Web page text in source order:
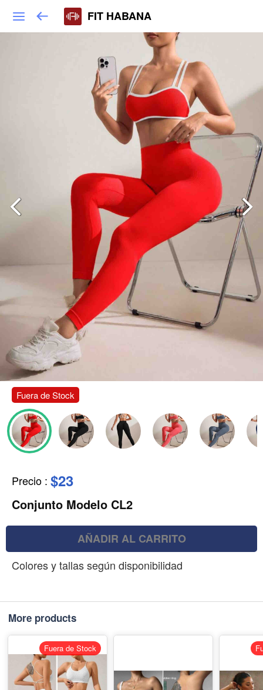
FIT HABANA
Fuera de Stock
Precio : $23
Conjunto Modelo CL2
AÑADIR AL CARRITO
Colores y tallas según disponibilidad
More products
Fuera de Stock